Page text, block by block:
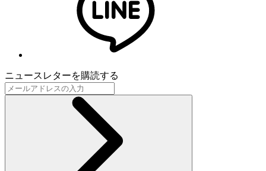
ニュースレターを購読する